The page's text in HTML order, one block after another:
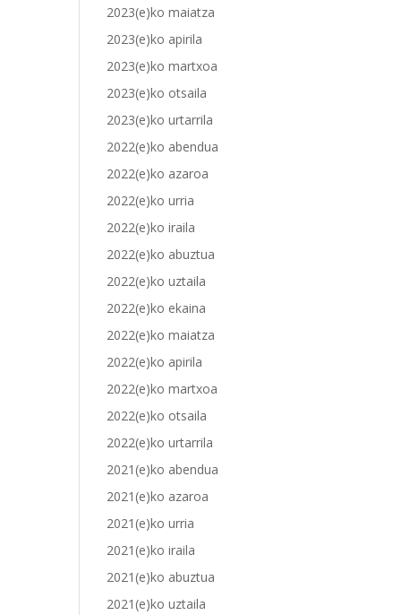
2023(e)ko maiatza
2023(e)ko apirila
2023(e)ko martxoa
2023(e)ko otsaila
2023(e)ko urtarrila
2022(e)ko abendua
2022(e)ko azaroa
2022(e)ko urria
2022(e)ko iraila
2022(e)ko abuztua
2022(e)ko uztaila
2022(e)ko ekaina
2022(e)ko maiatza
2022(e)ko apirila
2022(e)ko martxoa
2022(e)ko otsaila
2022(e)ko urtarrila
2021(e)ko abendua
2021(e)ko azaroa
2021(e)ko urria
2021(e)ko iraila
2021(e)ko abuztua
2021(e)ko uztaila